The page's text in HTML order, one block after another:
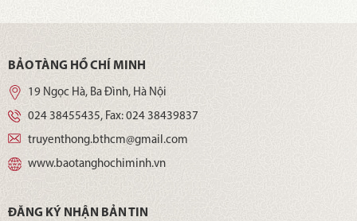
BẢO TÀNG HỒ CHÍ MINH
19 Ngọc Hà, Ba Đình, Hà Nội
024 38455435, Fax: 024 38439837
truyenthong.bthcm@gmail.com
www.baotanghochiminh.vn
ĐĂNG KÝ NHẬN BẢN TIN